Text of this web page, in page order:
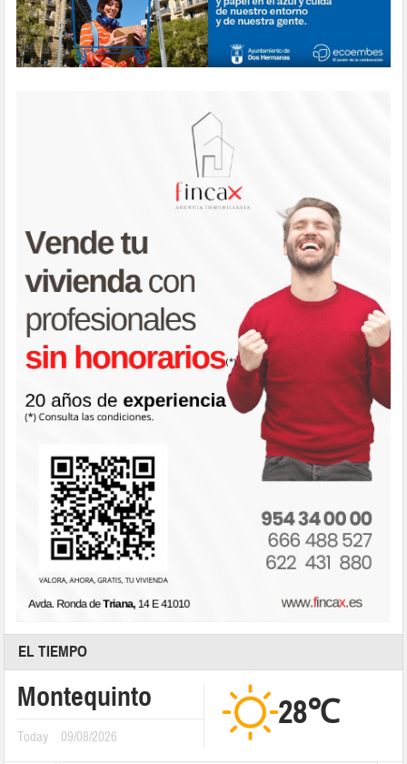
EL TIEMPO
Montequinto
Today 09/08/2026
28℃